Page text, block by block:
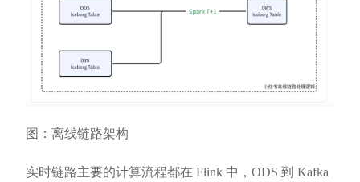
图：离线链路架构
实时链路主要的计算流程都在 Flink 中，ODS 到 Kafka